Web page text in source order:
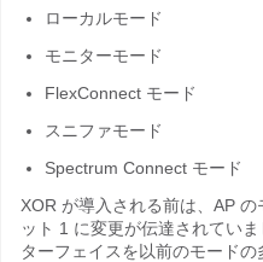
ローカルモード
モニターモード
FlexConnect モード
スニファモード
Spectrum Connect モード
XOR が導入される前は、AP
ット 1 に変更が伝達されてい
ターフェイスを以前のモード